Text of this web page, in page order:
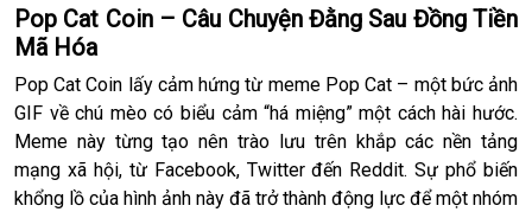
Pop Cat Coin – Câu Chuyện Đằng Sau Đồng Tiền
Mã Hóa
Pop Cat Coin lấy cảm hứng từ meme Pop Cat – một bức ảnh
GIF về chú mèo có biểu cảm “há miệng” một cách hài hước.
Meme này từng tạo nên trào lưu trên khắp các nền tảng
mạng xã hội, từ Facebook, Twitter đến Reddit. Sự phổ biến
khổng lồ của hình ảnh này đã trở thành động lực để một nhóm